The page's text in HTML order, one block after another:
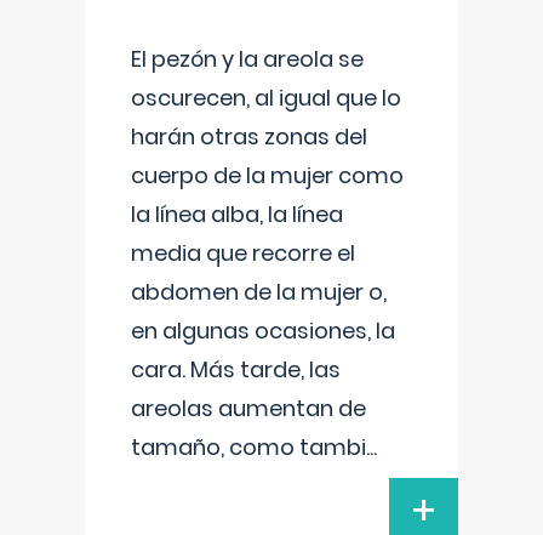
El pezón y la areola se
oscurecen, al igual que lo
harán otras zonas del
cuerpo de la mujer como
la línea alba, la línea
media que recorre el
abdomen de la mujer o,
en algunas ocasiones, la
cara. Más tarde, las
areolas aumentan de
tamaño, como tambi...
+